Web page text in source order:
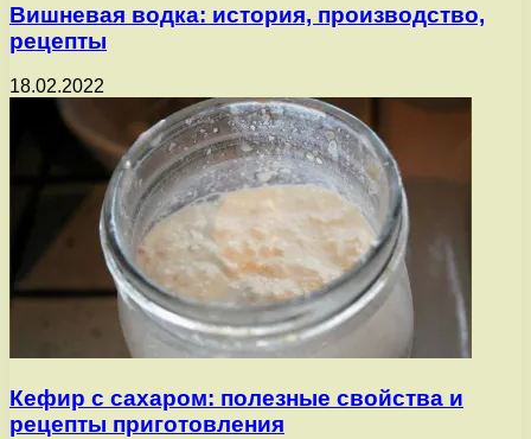
Вишневая водка: история, производство,
рецепты
18.02.2022
Кефир с сахаром: полезные свойства и
рецепты приготовления